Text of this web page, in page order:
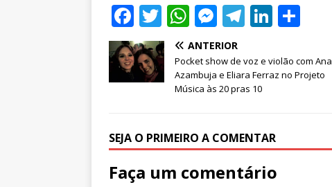
F
a
c
e
o
o
k
T
w
it
te
W
h
at
s
p
p
M
e
ss
e
n
g
e
r
T
e
g
m
Li
k
e
n
ar
e
ANTERIOR
Pocket show de voz e violão com Ana
Azambuja e Eliara Ferraz no Projeto
Música às 20 pras 10
SEJA O PRIMEIRO A COMENTAR
Faça um comentário